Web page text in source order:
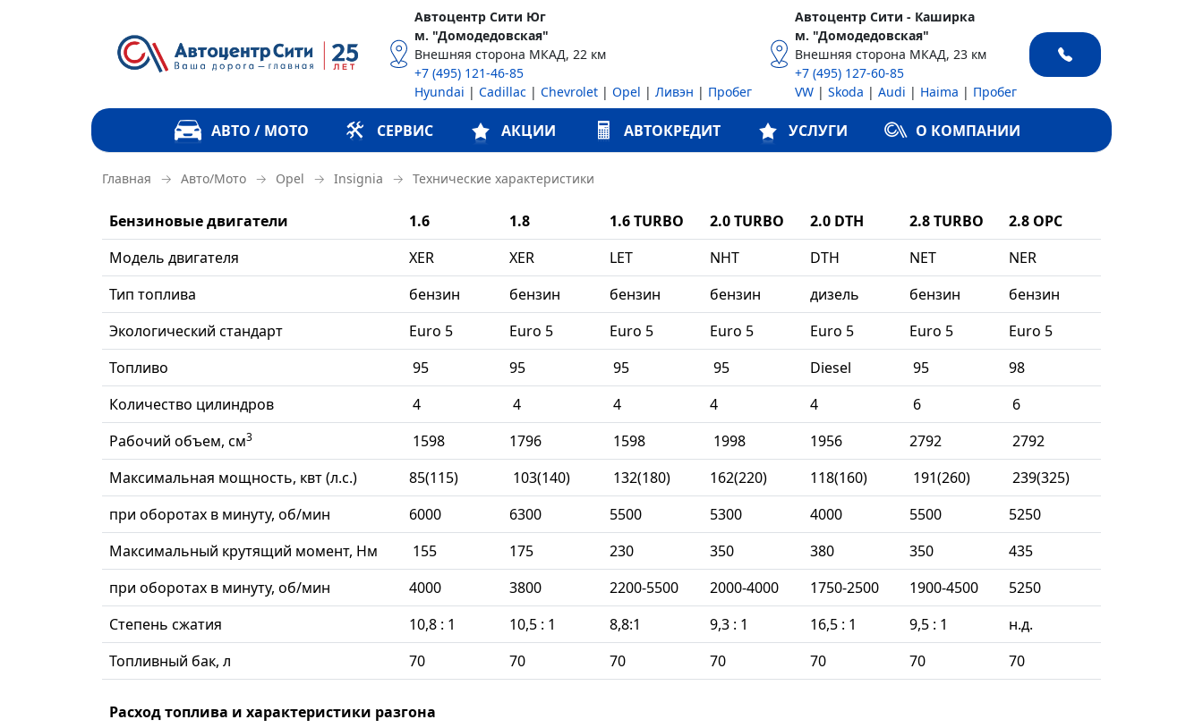
Автоцентр Сити Юг
м. "Домодедовская"
Внешняя сторона МКАД, 22 км
+7 (495) 121-46-85
Hyundai | Cadillac| Chevrolet| Opel | Ливэн | Пробег
Автоцентр Сити - Каширка
м. "Домодедовская"
Внешняя сторона МКАД, 23 км
+7 (495) 127-60-85
VW |Skoda |Audi | Haima | Пробег
АВТО / МОТО СЕРВИС АКЦИИ АВТОКРЕДИТ УСЛУГИ О КОМПАНИИ
Главная → Авто/Мото → Opel → Insignia → Технические характеристики
Бензиновые двигатели 1.6 1.8 1.6 TURBO 2.0 TURBO 2.0 DTH 2.8 TURBO
2.8 OPC
Модель двигателя
XER XER LET NHT DTH NET
NER
Тип топлива
бензин бензин бензин бензин дизель бензин
бензин
Экологический стандарт
Euro 5 Euro 5 Euro 5 Euro 5 Euro 5 Euro 5
Euro 5
Топливо
95 95 95 95 Diesel 95
98
Количество цилиндров
4 4 4 4 4 6
6
Рабочий объем, см3 1598 1796 1598 1998 1956 2792
2792
Максимальная мощность, квт (л.с.)
85(115) 103(140) 132(180) 162(220) 118(160) 191(260)
239(325)
при оборотах в минуту, об/мин
6000 6300 5500 5300 4000 5500
5250
Максимальный крутящий момент, Нм
155 175 230 350 380 350
435
при оборотах в минуту, об/мин
4000 3800 2200-5500 2000-4000 1750-2500 1900-4500
5250
Степень сжатия
10,8 : 1 10,5 : 1 8,8:1 9,3 : 1 16,5 : 1 9,5 : 1
н.д.
Топливный бак, л
70 70 70 70 70 70 70
Расход топлива и характеристики разгона